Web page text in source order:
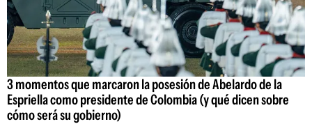
3 momentos que marcaron la posesión de Abelardo de la
Espriella como presidente de Colombia (y qué dicen sobre
cómo será su gobierno)